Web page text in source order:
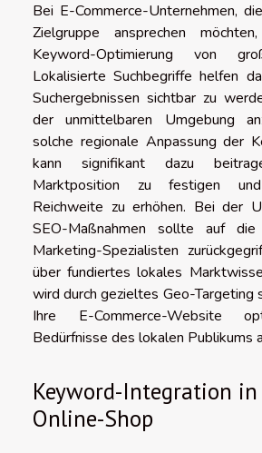
Bei E-Commerce-Unternehmen,
Zielgruppe ansprechen
Keyword-Optimierung von
Lokalisierte Suchbegriffe helfen
Suchergebnissen sichtbar zu
der unmittelbaren Umgebung
solche regionale Anpassung der
kann signifikant dazu
Marktposition zu festigen
Reichweite zu erhöhen. Bei der
SEO-Maßnahmen sollte auf
Marketing-Spezialisten
über fundiertes lokales
wird durch gezieltes Geo-Targeting
Ihre E-Commerce-Website
Bedürfnisse des lokalen Publikums
Keyword-Integration in
Online-Shop